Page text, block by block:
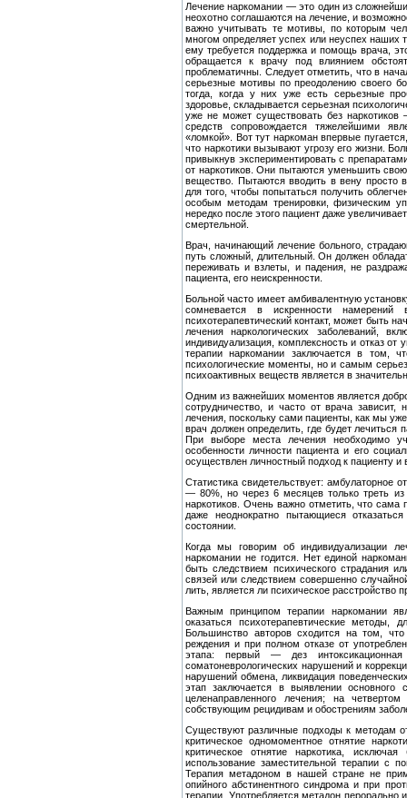
Лечение наркомании — это один из
неохотно соглашаются на лечение, и
важно учитывать те мо­тивы, по которым
многом определяет успех или неуспех наших
ему требуется поддержка и помощь врача,
об­ращается к врачу под влиянием
проблематичны. Следует отметить, что в
серьезные мотивы по преодолению сво­его
тогда, когда у них уже есть серьезные
здоровье, скла­дывается серьезная
уже не может существо­вать без
средств сопровождается тяжелейшими
«ломкой». Вот тут наркоман впервые
что наркотики вызывают угрозу его жизни.
привыкнув эксперименти­ровать с
от наркотиков. Они пытаются умень­шить
вещество. Пытаются вводить в вену просто
для того, чтобы попытаться получить
особым методам тренировки, физическим
нередко после этого пациент даже
смертельной.
Врач, начинающий лечение больного,
путь слож­ный, длительный. Он должен
переживать и взлеты, и падения, не
пациента, его неискренности.
Больной часто имеет амбивалентную
сомневается в искренности намерений
психотерапевтический контакт, может быть
лечения наркологических заболеваний,
индиви­дуализация, комплексность и отказ от
терапии наркома­нии заключается в том,
психологические моменты, но и самым
психоактивных веществ является в
Одним из важнейших моментов является
сотрудни­чество, и часто от врача зависит,
лечения, поскольку сами па­циенты, как мы
врач должен определить, где будет ле­читься
При выборе места лечения необходимо
особенности личности пациента и его
осуществлен личностный под­ход к пациенту
Статистика свидетельствует: амбулаторное
— 80%, но через 6 месяцев только треть из
наркотиков. Очень важно отметить, что
даже неоднократно пытающиеся
состоянии.
Когда мы говорим об индивидуализации
наркомании не го­дится. Нет единой
быть следствием психического страдания
связей или следствием совершенно
лить, является ли психическое расстройство
Важным принципом терапии наркомании
оказаться психоте­рапевтические
Большинство авторов сходится на том,
реждения и при полном отказе от
этапа: первый — дез
соматоневрологических нарушений и
на­рушений обмена, ликвидация
этап заключается в выявлении основного
целенаправленного лечения; на
собствующим рецидивам и обострениям
Существуют различные подходы к методам
критическое одномоментное отнятие
критическое отнятие наркотика,
использование заместительной терапии
Терапия метадоном в нашей стране не
опийного абстинентного син­дрома и при
терапии. Употребляется метадон перорально